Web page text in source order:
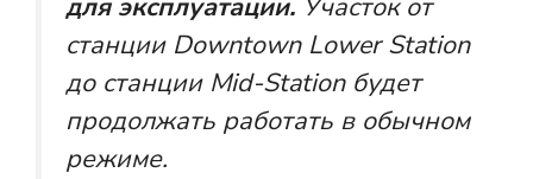
для эксплуатации. Участок от
станции Downtown Lower Station
до станции Mid-Station будет
продолжать работать в обычном
режиме.